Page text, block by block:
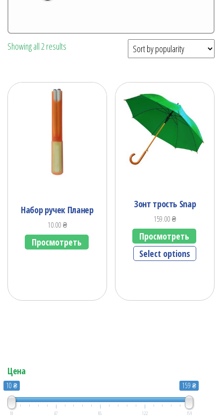
Showing all 2 results
Набор ручек Планер
10.00₴
Просмотреть
Зонт трость Snap
159.00₴
Просмотреть
Select options
Цена
10 ₴ 159 ₴
10 47 85 122 159